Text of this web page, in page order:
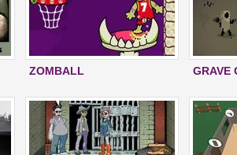
ZOMBALL GRAVE